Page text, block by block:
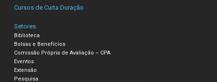
Cursos de Curta Duração
Setores
Biblioteca
Bolsas e Benefícios
Comissão Própria de Avaliação – CPA
Eventos
Extensão
Pesquisa